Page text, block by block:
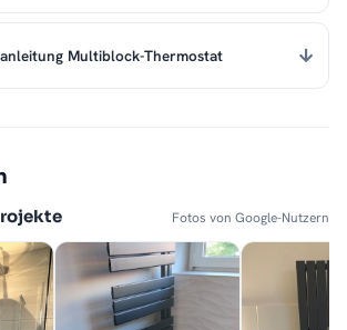
Multiblock-Thermostat
Fotos von Google-Nutzern